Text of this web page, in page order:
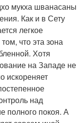
мукха шванасаны
Как и в Сету
легкое
что эта зона
Хотя
на Западе не
искореняет
над
полного покоя. А